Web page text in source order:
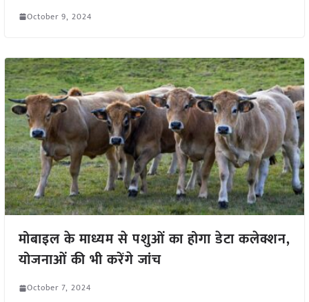
October 9, 2024
मोबाइल के माध्यम से पशुओं का होगा डेटा कलेक्शन,
योजनाओं की भी करेंगे जांच
October 7, 2024